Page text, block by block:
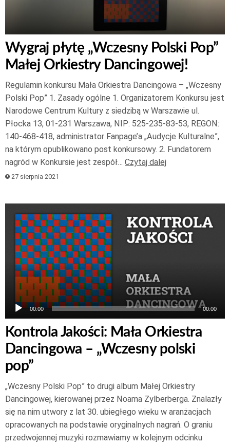
Wygraj płytę „Wczesny Polski Pop”
Małej Orkiestry Dancingowej!
Regulamin konkursu Mała Orkiestra Dancingowa – „Wczesny
Polski Pop” 1. Zasady ogólne 1. Organizatorem Konkursu jest
Narodowe Centrum Kultury z siedzibą w Warszawie ul.
Płocka 13, 01-231 Warszawa, NIP: 525-235-83-53, REGON:
140-468-418, administrator Fanpage’a „Audycje Kulturalne”,
na którym opublikowano post konkursowy. 2. Fundatorem
nagród w Konkursie jest zespół… Czytaj dalej
27 sierpnia 2021
plików
dźwiękowych
00:00 00:00
Kontrola Jakości: Mała Orkiestra
Dancingowa – „Wczesny polski
pop”
„Wczesny Polski Pop” to drugi album Małej Orkiestry
Dancingowej, kierowanej przez Noama Zylberberga. Znalazły
się na nim utwory z lat 30. ubiegłego wieku w aranżacjach
opracowanych na podstawie oryginalnych nagrań. O graniu
przedwojennej muzyki rozmawiamy w kolejnym odcinku